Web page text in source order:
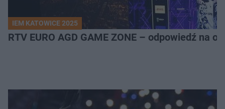
IEM KATOWICE 2025
RTV EURO AGD GAME ZONE – odpowiedź na